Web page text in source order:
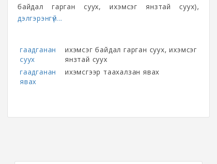
байдал гарган суух, ихэмсэг янзтай суух),
дэлгэрэнгүй...
гаадганан
суух
ихэмсэг байдал гарган суух, ихэмсэг
янзтай суух
гаадганан
явах
ихэмсгээр таахалзан явах